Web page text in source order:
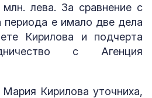
лева. За сравнение с
периода е имало две дела
Кирилова и подчерта
с Агенция
Кирилова уточниха,